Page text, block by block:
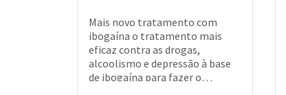
Mais novo tratamento com
ibogaína o tratamento mais
eficaz contra as drogas,
alcoolismo e depressão à base
de ibogaína para fazer o